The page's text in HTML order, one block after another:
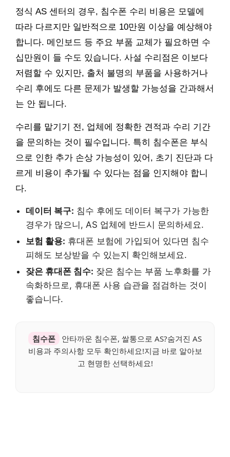
정식 AS 센터의 경우, 침수폰 수리 비용은 모델에
따라 다르지만 일반적으로 10만원 이상을 예상해야
합니다. 메인보드 등 주요 부품 교체가 필요하면 수
십만원이 들 수도 있습니다. 사설 수리점은 이보다
저렴할 수 있지만, 출처 불명의 부품을 사용하거나
수리 후에도 다른 문제가 발생할 가능성을 간과해서
는 안 됩니다.
수리를 맡기기 전, 업체에 정확한 견적과 수리 기간
을 문의하는 것이 필수입니다. 특히 침수폰은 부식
으로 인한 추가 손상 가능성이 있어, 초기 진단과 다
르게 비용이 추가될 수 있다는 점을 인지해야 합니
다.
데이터 복구: 침수 후에도 데이터 복구가 가능한
경우가 많으니, AS 업체에 반드시 문의하세요.
보험 활용: 휴대폰 보험에 가입되어 있다면 침수
피해도 보상받을 수 있는지 확인해보세요.
잦은 휴대폰 침수: 잦은 침수는 부품 노후화를 가
속화하므로, 휴대폰 사용 습관을 점검하는 것이
좋습니다.
침수폰
안타까운 침수폰, 쌀통으로 AS?숨겨진 AS
비용과 주의사항 모두 확인하세요!지금 바로 알아보
고 현명한 선택하세요!